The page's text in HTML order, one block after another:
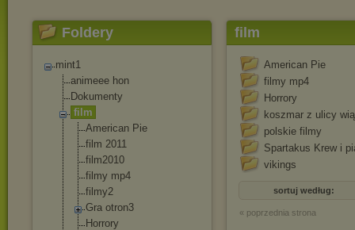
Foldery
mint1
animeee hon
Dokumenty
film
American Pie
film 2011
film2010
filmy mp4
filmy2
Gra otron3
Horrory
film
American Pie
filmy mp4
Horrory
koszmar z ulicy
polskie filmy
Spartakus Krew i
vikings
sortuj według:
« poprzednia strona